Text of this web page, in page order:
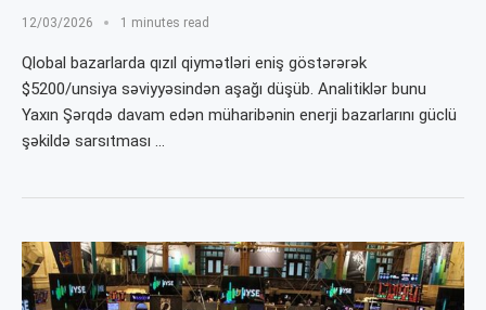
12/03/2026 1 minutes read
Qlobal bazarlarda qızıl qiymətləri eniş göstərərək
$5200/unsiya səviyyəsindən aşağı düşüb. Analitiklər bunu
Yaxın Şərqdə davam edən müharibənin enerji bazarlarını güclü
şəkildə sarsıtması …